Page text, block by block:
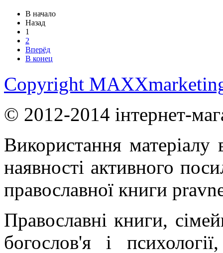
В начало
Назад
1
2
Вперёд
В конец
Copyright
© 2012-2014 інтернет-
Використання матеріалу
наявності активного
православної книги
Православні книги,
богослов'я і